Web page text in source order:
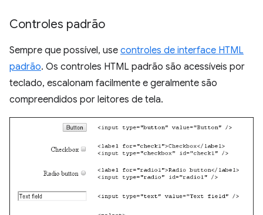
Controles padrão
Sempre que possível, use controles de interface HTML
padrão. Os controles HTML padrão são acessíveis por
teclado, escalonam facilmente e geralmente são
compreendidos por leitores de tela.